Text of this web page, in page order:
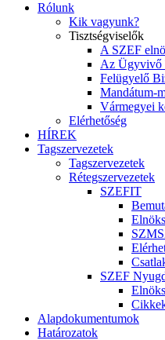
Rólunk
Kik vagyunk?
Tisztségviselők
A SZEF
Az Ügyvivő
Felügyelő
Mandátum-
Vármegyei
Elérhetőség
HÍREK
Tagszervezetek
Tagszervezetek
Rétegszervezetek
SZEFIT
SZEF
Alapdokumentumok
Határozatok